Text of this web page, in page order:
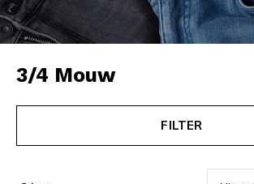
3/4 Mouw
FILTER